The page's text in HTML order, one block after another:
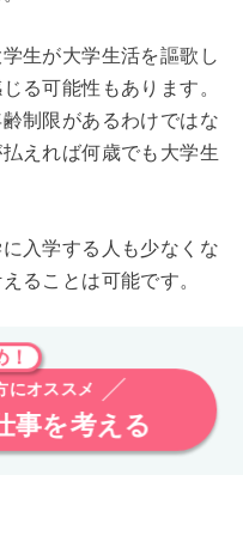
生が大学生活を謳歌し
る可能性もあります。
制限があるわけではな
えれば何歳でも大学生
入学する人も少なくな
ることは可能です。
！
にオススメ
事を考える